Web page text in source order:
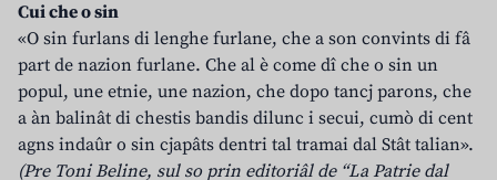
Cui che o sin
«O sin furlans di lenghe furlane, che a son convints di fâ
part de nazion furlane. Che al è come dî che o sin un
popul, une etnie, une nazion, che dopo tancj parons, che
a àn balinât di chestis bandis dilunc i secui, cumò di cent
agns indaûr o sin cjapâts dentri tal tramai dal Stât talian».
(Pre Toni Beline, sul so prin editoriâl de “La Patrie dal